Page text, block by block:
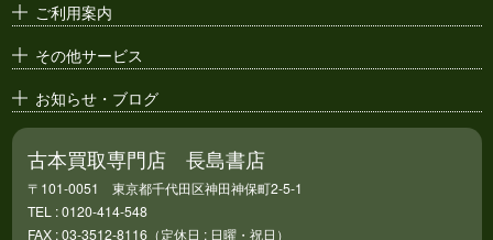
ご利用案内
その他サービス
お知らせ・ブログ
古本買取専門店 長島書店
〒101-0051 東京都千代田区神田神保町2-5-1
TEL : 0120-414-548
FAX : 03-3512-8116（定休日 : 日曜・祝日）